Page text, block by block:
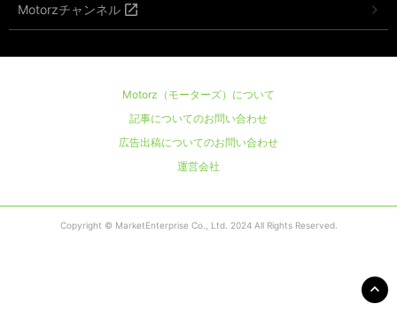
Motorzチャンネル
Motorz（モーターズ）について
記事についてのお問い合わせ
広告出稿についてのお問い合わせ
運営会社
Copyright © MarketEnterprise Co., Ltd. 2024 All Rights Reserved.